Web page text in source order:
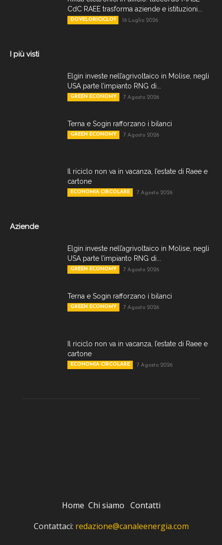
CdC RAEE trasforma aziende e istituzioni...
DOVELORICICLO? 16 Luglio 2026
I più visti
Elgin investe nell’agrivoltaico in Molise, negli
USA parte l’impianto RNG di...
GREEN ECONOMY 7 Agosto 2026
Terna e Sogin rafforzano i bilanci
GREEN ECONOMY 7 Agosto 2026
Il riciclo non va in vacanza, l’estate di Raee e
cartone
ECONOMIA CIRCOLARE 7 Agosto 2026
Aziende
Elgin investe nell’agrivoltaico in Molise, negli
USA parte l’impianto RNG di...
GREEN ECONOMY 7 Agosto 2026
Terna e Sogin rafforzano i bilanci
GREEN ECONOMY 7 Agosto 2026
Il riciclo non va in vacanza, l’estate di Raee e
cartone
ECONOMIA CIRCOLARE 7 Agosto 2026
Home Chi siamo Contatti
Contattaci: redazione@canaleenergia.com